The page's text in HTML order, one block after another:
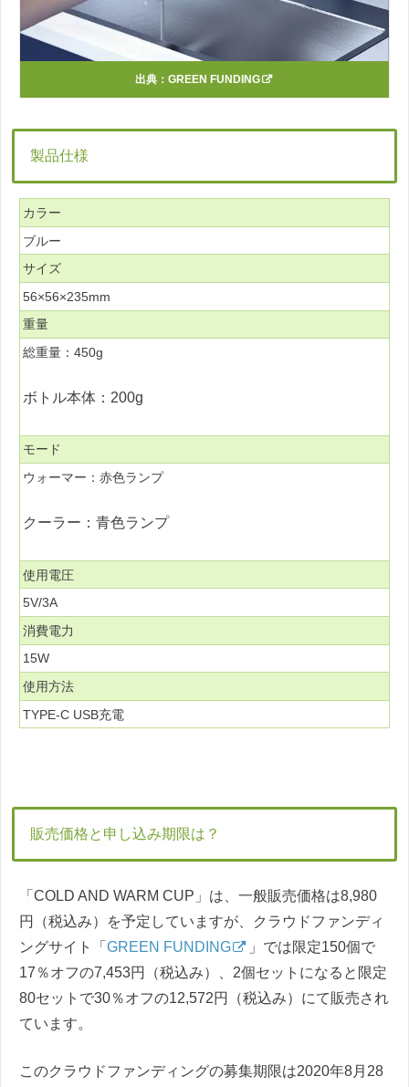
出典： GREEN FUNDING
製品仕様
カラー
ブルー
サイズ
56×56×235mm
重量
総重量：450g
ボトル本体：200g
モード
ウォーマー：赤色ランプ
クーラー：青色ランプ
使用電圧
5V/3A
消費電力
15W
使用方法
TYPE-C USB充電
販売価格と申し込み期限は？
「COLD AND WARM CUP」は、一般販売価格は8,980
円（税込み）を予定していますが、クラウドファンディ
ングサイト「 GREEN FUNDING
」では限定150個で
17％オフの7,453円（税込み）、2個セットになると限定
80セットで30％オフの12,572円（税込み）にて販売され
ています。
このクラウドファンディングの募集期限は2020年8月28